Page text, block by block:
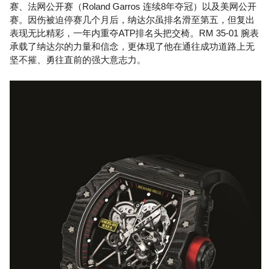
赛、法网公开赛（Roland Garros 连续8年夺冠）以及美网公开
赛。因伤被迫停赛几个月后，纳达尔虽排名滑至第五，但复出
表现无比精彩，一年内重夺ATP排名头把交椅。RM 35-01 腕表
承载了纳达尔的力量和信念，更体现了他在通往成功道路上无
坚不摧、勇往直前的强大意志力。